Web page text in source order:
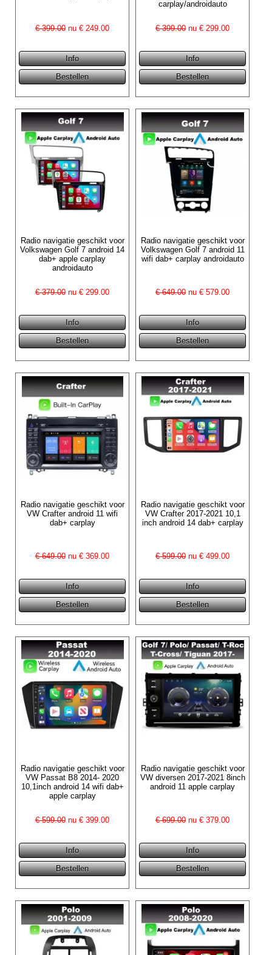
€ 399.00 nu € 249.00
carplay/androidauto
€ 399.00nu € 299.00
Radio navigatie geschikt voor
Volkswagen Golf 7 android 14
dab+ apple carplay
androidauto
€ 379.00 nu € 299.00
Radio navigatie geschikt voor
Volkswagen Golf 7 android 11
wifi dab+ carplay androidauto
€ 649.00nu €579.00
Radio navigatie geschikt voor
VW Crafter android 11 wifi
dab+ carplay
€ 649.00 nu €369.00
Radio navigatie geschikt voor
VW Crafter 2017-2021 10,1
inch android 14 dab+ carplay
€ 599.00nu €499.00
Radio navigatie geschikt voor
VW Passat B8 2014- 2020
10,1inch android 14 wifi dab+
apple carplay
€ 599.00 nu €399.00
Radio navigatie geschikt voor
VW diversen 2017-2021 8inch
android 11 apple carplay
€ 699.00nu €379.00